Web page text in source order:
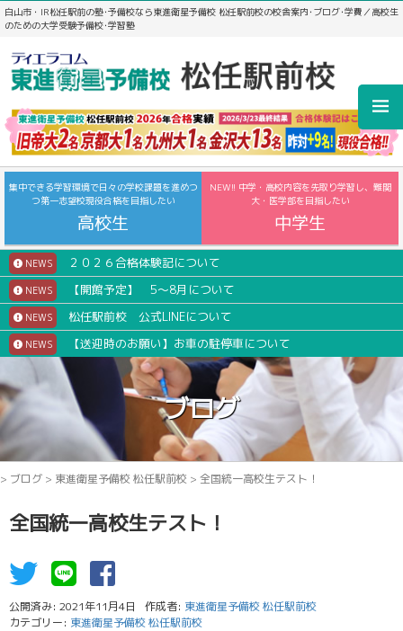
白山市・IR松任駅前の塾･予備校なら東進衛星予備校 松任駅前校の校舎案内･ブログ･学費／高校生
のための大学受験予備校･学習塾
集中できる学習環境で日々の学校課題を進めつ
つ第一志望校現役合格を目指したい
高校生
NEW!! 中学・高校内容を先取り学習し、難関
大・医学部を目指したい
中学生
NEWS ２０２６合格体験記について
NEWS 【開館予定】 5～8月について
NEWS 松任駅前校 公式LINEについて
NEWS 【送迎時のお願い】お車の駐停車について
ブログ
> ブログ > 東進衛星予備校 松任駅前校 > 全国統一高校生テスト！
全国統一高校生テスト！
公開済み: 2021年11月4日 作成者: 東進衛星予備校 松任駅前校
カテゴリー: 東進衛星予備校 松任駅前校